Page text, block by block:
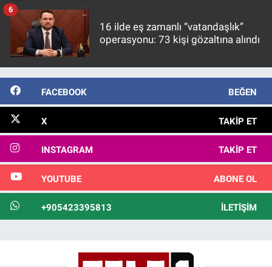
16 ilde eş zamanlı “vatandaşlık”
operasyonu: 73 kişi gözaltına alındı
6
FACEBOOK BEĞEN
X TAKIP ET
INSTAGRAM TAKIP ET
YOUTUBE ABONE OL
+905423395813 İLETIŞIM